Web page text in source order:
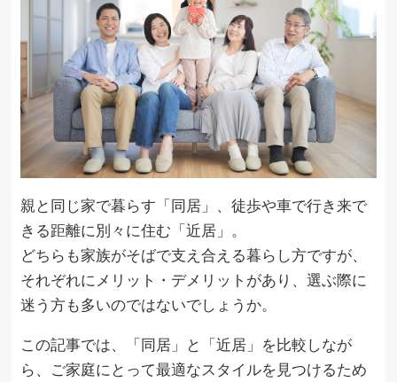
親と同じ家で暮らす「同居」、徒歩や車で行き来で
きる距離に別々に住む「近居」。
どちらも家族がそばで支え合える暮らし方ですが、
それぞれにメリット・デメリットがあり、選ぶ際に
迷う方も多いのではないでしょうか。
この記事では、「同居」と「近居」を比較しなが
ら、ご家庭にとって最適なスタイルを見つけるため